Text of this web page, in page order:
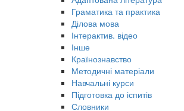
Граматика та практика
Ділова мова
Інтерактив. відео
Інше
Країнознавство
Методичні матеріали
Навчальні курси
Підготовка до іспитів
Словники